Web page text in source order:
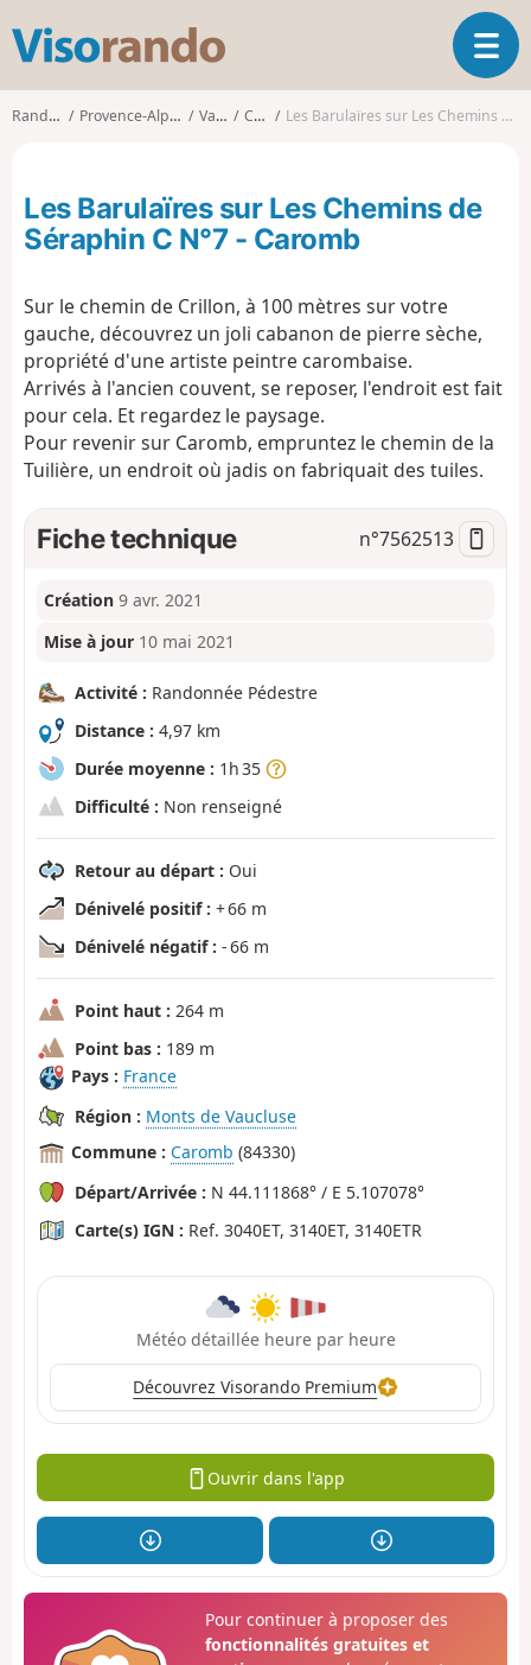
s
d
o
O
u
a
o
Randonnées Provence-Alpes-Côte d'Azur Vaucluse Caromb Les Barulaïres sur Les Chemins de Séraphin C N°7 - Caromb
Les Barulaïres sur Les Chemins de
Séraphin C N°7 - Caromb
Sur le chemin de Crillon, à 100 mètres sur votre
gauche, découvrez un joli cabanon de pierre sèche,
propriété d'une artiste peintre carombaise.
Arrivés à l'ancien couvent, se reposer, l'endroit est fait
pour cela. Et regardez le paysage.
Pour revenir sur Caromb, empruntez le chemin de la
Tuilière, un endroit où jadis on fabriquait des tuiles.
Fiche technique n°7562513
Création 9 avr. 2021
Mise à jour 10 mai 2021
Activité : Randonnée Pédestre
Distance : 4,97 km
Durée moyenne : 1h 35
Difficulté : Non renseigné
Retour au départ : Oui
Dénivelé positif : + 66 m
Dénivelé négatif : - 66 m
Point haut : 264 m
Point bas : 189 m
Pays : France
Région : Monts de Vaucluse
Commune : Caromb (84330)
Départ/Arrivée : N 44.111868° / E 5.107078°
Carte(s) IGN : Ref. 3040ET, 3140ET, 3140ETR
Météo détaillée heure par heure
Découvrez Visorando Premium
Ouvrir dans l'app
Pour continuer à proposer des
fonctionnalités gratuites et